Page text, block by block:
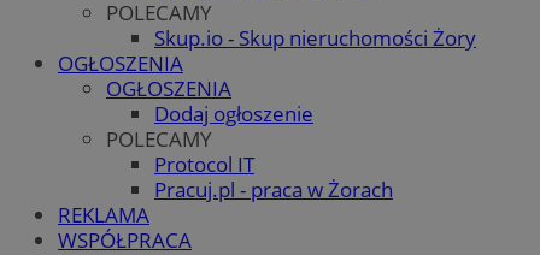
POLECAMY
Skup.io - Skup nieruchomości Żory
OGŁOSZENIA
OGŁOSZENIA
Dodaj ogłoszenie
POLECAMY
Protocol IT
Pracuj.pl - praca w Żorach
REKLAMA
WSPÓŁPRACA